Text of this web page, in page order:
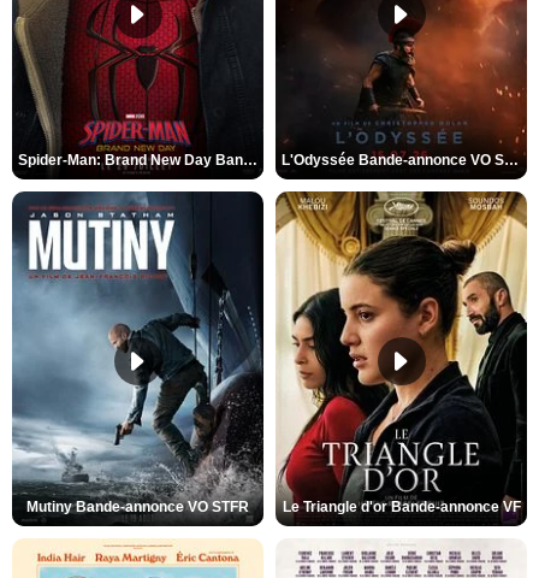
Spider-Man: Brand New Day Bande-annonce VO STFR L'Odyssée Bande-annonce VO STFR
Mutiny Bande-annonce VO STFR Le Triangle d'or Bande-annonce VF